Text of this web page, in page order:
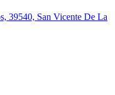
39540, San Vicente De La